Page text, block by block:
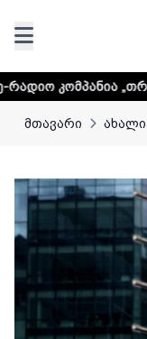
„თრიალეთს! -
მთავარი